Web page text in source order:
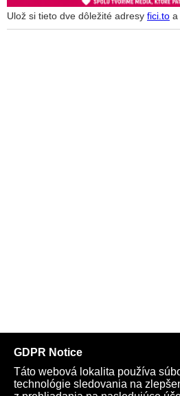
Ulož si tieto dve dôležité adresy fici.to a